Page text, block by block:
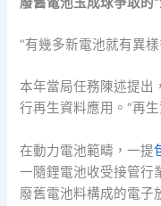
“有幾多新電池就有異
本年當局任務陳述提出
行再生資料應用。“再
在動力電池範疇，一提
一隨鋰電池收受接管行
廢舊電池料構成的電子